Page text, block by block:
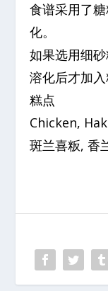
食谱采用了
化。
如果选用细
溶化后才加入
糕点
Chicken,
斑兰喜粄, 香